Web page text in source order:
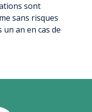
sont
sans risques
an en cas de